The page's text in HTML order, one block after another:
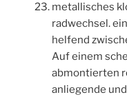
metallisches
radwechsel.
helfend
Auf einem
abmontierten
anliegende